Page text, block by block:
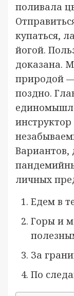
поливала
купаться,
йогой.
доказана.
природой —
поздно.
Вариантов,
личных
Едем в
Горы и
За
По